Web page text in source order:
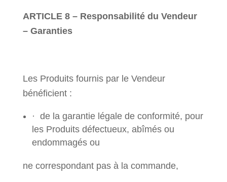
ARTICLE 8 – Responsabilité du Vendeur
– Garanties
Les Produits fournis par le Vendeur
bénéficient :
· de la garantie légale de conformité, pour
les Produits défectueux, abîmés ou
endommagés ou
ne correspondant pas à la commande,